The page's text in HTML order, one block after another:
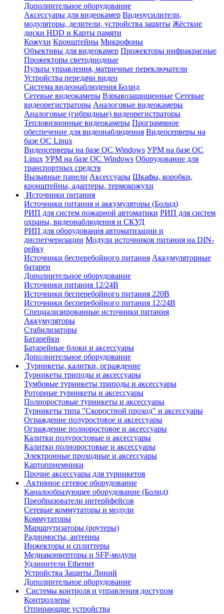
Дополнительное оборудование
Аксессуары для видеокамер Видеоусилители,
модуляторы, делители, устройства защиты Жёсткие
диски HDD и Карты памяти
Кожухи Кронштейны Микрофоны
Объективы для видеокамер Прожекторы инфракрасные
Прожекторы светодиодные
Пульты управления, матричные переключатели
Устройства передачи видео
Система видеонаблюдения Болид
Сетевые видеокамеры Взрывозащищенные Сетевые
видеорегистраторы Аналоговые видеокамеры
Аналоговые (гибридные) видеорегистраторы
Тепловизионные видеокамеры Программное
обеспечение для видеонаблюдения Видеосерверы на
базе ОС Linux
Видеосерверы на базе ОС Windows УРМ на базе ОС
Linux УРМ на базе ОС Windows Оборудование для
транспортных средств
Вызывные панели Аксессуары Шкафы, коробки,
кронштейны, адаптеры, термокожухи
Источники питания
Источники питания и аккумуляторы (Болид)
РИП для систем пожарной автоматики РИП для систем
охраны, видеонаблюдения и СКУД
РИП для оборудования автоматизации и
диспетчеризации Модули источников питания на DIN-
рейку
Источники бесперебойного питания Аккумуляторные
батареи
Дополнительное оборудование
Источники питания 12/24В
Источники бесперебойного питания 220В
Источники бесперебойного питания 12/24В
Специализированные источники питания
Аккумуляторы
Стабилизаторы
Батарейки
Батарейные блоки и аксессуары
Дополнительное оборудование
Турникеты, калитки, ограждение
Турникеты триподы и аксессуары
Тумбовые турникеты триподы и аксессуары
Роторные турникеты и аксессуары
Полноростовые турникеты и аксессуары
Турникеты типа "Скоростной проход" и аксессуары
Ограждение полуростовое и аксессуары
Ограждение полноростовое и аксессуары
Калитки полуростовые и аксессуары
Калитки полноростовые и аксессуары
Электронные проходные и аксессуары
Картоприемники
Прочие аксессуары для турникетов
Активное сетевое оборудование
Каналообразующее оборудование (Болид)
Преобразователи интерйфейсов
Сетевые коммутаторы и модули
Коммутаторы
Маршрутизаторы (роутеры)
Радиомосты, антенны
Инжекторы и сплиттеры
Медиаконверторы и SFP-модули
Удлинители Ethernet
Устройства Защиты Линий
Дополнительное оборудование
Системы контроля и управления доступом
Контроллеры
Отпирающие устройства